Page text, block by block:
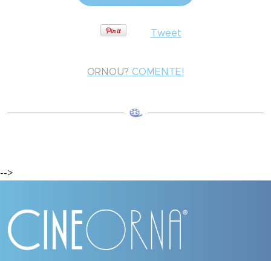
Tweet
ORNOU? COMENTE!
-->